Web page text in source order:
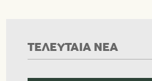
ΤΕΛΕΥΤΑΙΑ ΝΕΑ